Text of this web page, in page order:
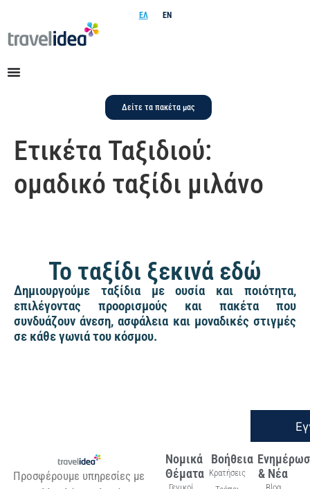
ΕΛ EN
Δείτε τα πακέτα μας
Ετικέτα Ταξιδιού:
ομαδικό ταξίδι μιλάνο
Το ταξίδι ξεκινά εδώ
Δημιουργούμε ταξίδια με ουσία και ποιότητα,
επιλέγοντας προορισμούς και πακέτα που
συνδυάζουν άνεση, ασφάλεια και μοναδικές στιγμές
σε κάθε γωνιά του κόσμου.
Προσφέρουμε υπηρεσίες με
Νομικά
Θέματα
Βοήθεια
Κρατήσεις
& Νέα